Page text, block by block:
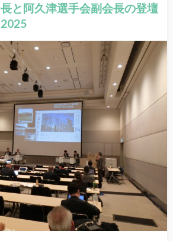
と阿久津選手会副会長の登壇